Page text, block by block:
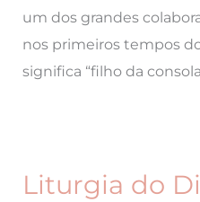
um dos grandes
nos primeiros tempos
significa “filho da
Liturgia do